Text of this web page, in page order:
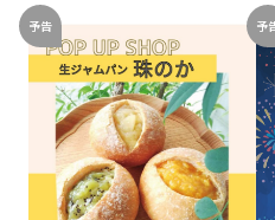
予告 予